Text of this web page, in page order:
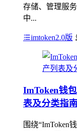
存储、管理服
中...
imtoken2.0版
ImToken钱
表及分类指
围绕“ImToken